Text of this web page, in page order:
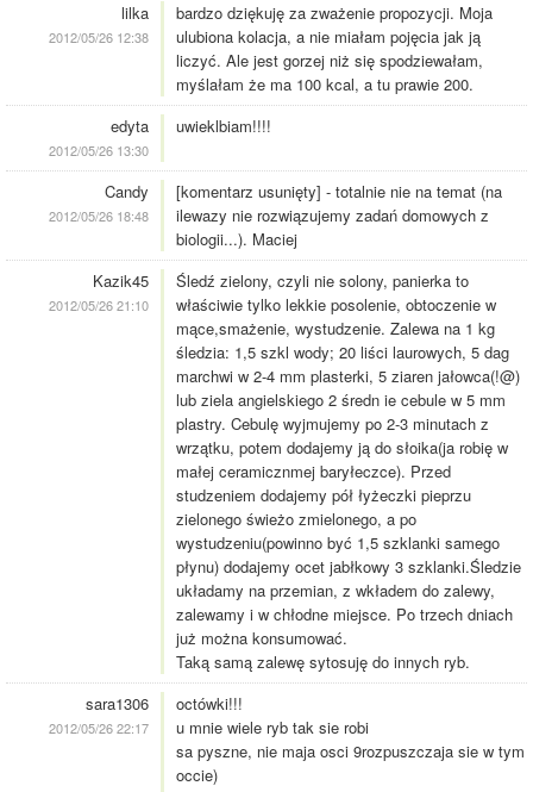
lilka
2012/05/26 12:38
bardzo dziękuję za zważenie propozycji. Moja
ulubiona kolacja, a nie miałam pojęcia jak ją
liczyć. Ale jest gorzej niż się spodziewałam,
myślałam że ma 100 kcal, a tu prawie 200.
edyta
2012/05/26 13:30
uwieklbiam!!!!
Candy
2012/05/26 18:48
[komentarz usunięty] - totalnie nie na temat (na
ilewazy nie rozwiązujemy zadań domowych z
biologii...). Maciej
Kazik45
2012/05/26 21:10
Śledź zielony, czyli nie solony, panierka to
właściwie tylko lekkie posolenie, obtoczenie w
mące,smażenie, wystudzenie. Zalewa na 1 kg
śledzia: 1,5 szkl wody; 20 liści laurowych, 5 dag
marchwi w 2-4 mm plasterki, 5 ziaren jałowca(!@)
lub ziela angielskiego 2 średn ie cebule w 5 mm
plastry. Cebulę wyjmujemy po 2-3 minutach z
wrzątku, potem dodajemy ją do słoika(ja robię w
małej ceramicznmej baryłeczce). Przed
studzeniem dodajemy pół łyżeczki pieprzu
zielonego świeżo zmielonego, a po
wystudzeniu(powinno być 1,5 szklanki samego
płynu) dodajemy ocet jabłkowy 3 szklanki.Śledzie
układamy na przemian, z wkładem do zalewy,
zalewamy i w chłodne miejsce. Po trzech dniach
już można konsumować.
Taką samą zalewę sytosuję do innych ryb.
sara1306
2012/05/26 22:17
octówki!!!
u mnie wiele ryb tak sie robi
sa pyszne, nie maja osci 9rozpuszczaja sie w tym
occie)